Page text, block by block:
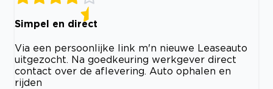
Simpel en direct
Via een persoonlijke link m'n nieuwe Leaseauto
uitgezocht. Na goedkeuring werkgever direct
contact over de aflevering. Auto ophalen en
rijden